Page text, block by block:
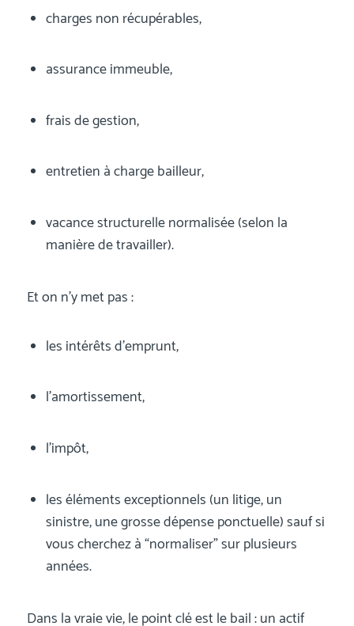
charges non récupérables,
assurance immeuble,
frais de gestion,
entretien à charge bailleur,
vacance structurelle normalisée (selon la
manière de travailler).
Et on n’y met pas :
les intérêts d’emprunt,
l’amortissement,
l’impôt,
les éléments exceptionnels (un litige, un
sinistre, une grosse dépense ponctuelle) sauf si
vous cherchez à “normaliser” sur plusieurs
années.
Dans la vraie vie, le point clé est le bail : un actif